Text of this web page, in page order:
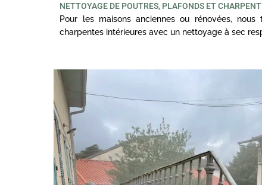
NETTOYAGE DE POUTRES, PLAFONDS ET
Pour les maisons anciennes ou rénovées,
charpentes intérieures avec un nettoyage à sec